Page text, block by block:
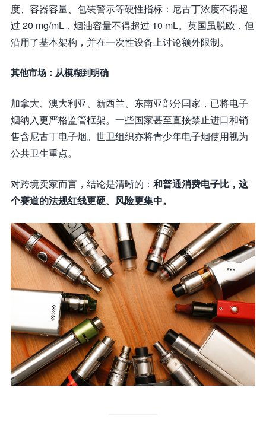
度、容器容量、包装警示等硬性指标：尼古丁浓度不得超
过 20 mg/mL，烟油容量不得超过 10 mL。英国虽脱欧，但
沿用了基本架构，并在一次性设备上讨论额外限制。
其他市场：从模糊到明确
加拿大、澳大利亚、新西兰、东南亚部分国家，已将电子
烟纳入更严格监管框架。一些国家甚至直接禁止进口和销
售含尼古丁电子烟。世卫组织亦将青少年电子烟使用视为
公共卫生重点。
对跨境卖家而言，结论是清晰的： 和普通消费电子比，这
个赛道的法规红线更硬、风险更集中。